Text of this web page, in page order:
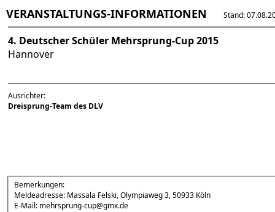
VERANSTALTUNGS-INFORMATIONEN Stand:
4. Deutscher Schüler Mehrsprung-Cup 2015
Hannover
Ausrichter:
Dreisprung-Team des DLV
Bemerkungen:
Meldeadresse: Massala Felski, Olympiaweg 3, 50933 Köln
E-Mail: mehrsprung-cup@gmx.de